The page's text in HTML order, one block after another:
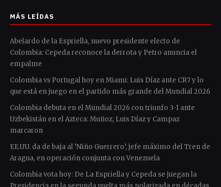
MÁS LEÍDAS
Abelardo de la Espriella, nuevo presidente electo de
Colombia: Cepeda reconoce la derrota y Petro anuncia el
empalme
Colombia vs Portugal hoy en Miami: Luis Díaz ante CR7 y lo
que está en juego en el partido más grande del Mundial 2026
Colombia debuta en el Mundial 2026 con triunfo 3-1 ante
Uzbekistán en el Azteca: Muñoz, Luis Díaz y Campaz
marcaron
EE.UU. da de baja al ‘Niño Guerrero’, jefe máximo del Tren de
Aragua, en operación conjunta con Venezuela
Colombia vota hoy: De La Espriella y Cepeda se juegan la